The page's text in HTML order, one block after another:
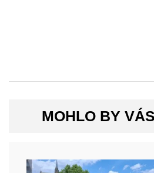
MOHLO BY